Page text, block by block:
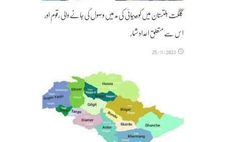
گلگت بلتستان میں کوہ پیمائی کی مد میں وصول کی جانے والی رقوم اور
اس سے متعلق اعداد شمار
25/11/2023